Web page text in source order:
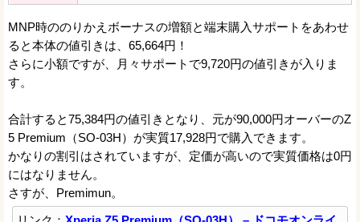
MNP時ののりかえボーナスの増額と端末購入サポートをあわせ
ると本体の値引きは、65,664円！
さらに小額ですが、月々サポートで9,720円の値引きが入りま
す。
合計すると75,384円の値引きとなり、元が90,000円オーバーのZ
5 Premium（SO-03H）が実質17,928円で購入できます。
かなりの割引はされていますが、定価が高いので実質価格は0円
にはなりません。
さすが、Premimun。